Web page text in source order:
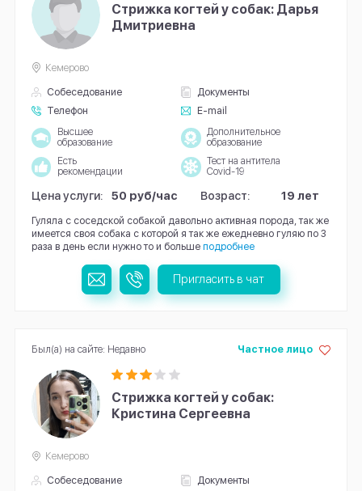
Стрижка когтей у собак: Дарья
Дмитриевна
Собеседование
Документы
Телефон
E-mail
Кемерово
Высшее
образование
Дополнительное
образование
Есть
рекомендации
Тест на антитела
Covid-19
Цена услуги: 50 руб/час Возраст: 19 лет
Гуляла с соседской собакой давольно активная порода, так же
имеется своя собака с которой я так же ежедневно гуляю по 3
раза в день если нужно то и больше подробнее
Пригласить в чат
Стрижка когтей у собак:
Кристина Сергеевна
Собеседование
Документы
Частное лицо
Кемерово
Был(а) на сайте: Недавно